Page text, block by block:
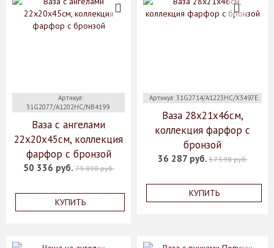
Артикул:
31G2077/A1202HC/NB4199
Ваза с ангелами
22x20x45см, коллекция
фарфор с бронзой
50 336 руб.79 898 руб.
КУПИТЬ
Артикул: 31G2714/A1223HC/X3497E
Ваза 28х21х46см,
коллекция фарфор с
бронзой
36 287 руб.57 598 руб.
КУПИТЬ